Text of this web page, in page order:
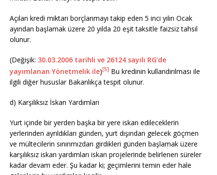
Açılan kredi miktarı borçlanmayı takip eden 5 inci yılın Ocak
ayından başlamak üzere 20 yılda 20 eşit taksitle faizsiz tahsil
olunur.
(Değişik: 30.03.2006 tarihli ve 26124 sayılı RG’de
yayımlanan Yönetmelik ile)[5] Bu kredinin kullandırılması ile
ilgili diğer hususlar Bakanlıkça tespit olunur.
d) Karşılıksız İskan Yardımları
Yurt içinde bir yerden başka bir yere iskan edileceklerin
yerlerinden ayrıldıkları günden, yurt dışından gelecek göçmen
ve mültecilerin sınırımızdan girdikleri günden başlamak üzere
karşılıksız iskan yardımları iskan projelerinde belirlenen süreler
kadar devam eder. Şu kadar ki; geçimlerini temin eder hale